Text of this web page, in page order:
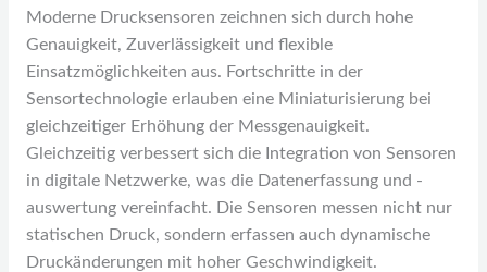
Moderne Drucksensoren zeichnen sich durch hohe
Genauigkeit, Zuverlässigkeit und flexible
Einsatzmöglichkeiten aus. Fortschritte in der
Sensortechnologie erlauben eine Miniaturisierung bei
gleichzeitiger Erhöhung der Messgenauigkeit.
Gleichzeitig verbessert sich die Integration von Sensoren
in digitale Netzwerke, was die Datenerfassung und -
auswertung vereinfacht. Die Sensoren messen nicht nur
statischen Druck, sondern erfassen auch dynamische
Druckänderungen mit hoher Geschwindigkeit.